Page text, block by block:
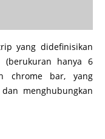
yang didefinisikan
hanya 6
chrome bar, yang
menghubungkan